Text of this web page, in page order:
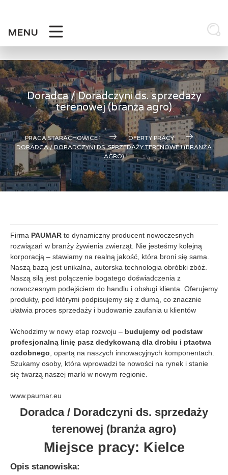
MENU
Doradca / Doradczyni ds. sprzedaży
terenowej (branża agro)
PRACA STARACHOWICE
OFERTY PRACY
DORADCA / DORADCZYNI DS. SPRZEDAŻY TERENOWEJ (BRANŻA
AGRO)
Firma PAUMAR to dynamiczny producent nowoczesnych
rozwiązań w branży żywienia zwierząt. Nie jesteśmy kolejną
korporacją – stawiamy na realną jakość, która broni się sama.
Naszą bazą jest unikalna, autorska technologia obróbki zbóż.
Naszą siłą jest połączenie bogatego doświadczenia z
nowoczesnym podejściem do handlu i obsługi klienta. Oferujemy
produkty, pod którymi podpisujemy się z dumą, co znacznie
ułatwia proces sprzedaży i budowanie zaufania u klientów
Wchodzimy w nowy etap rozwoju – budujemy od podstaw
profesjonalną linię pasz dedykowaną dla drobiu i ptactwa
ozdobnego , opartą na naszych innowacyjnych komponentach.
Szukamy osoby, która wprowadzi te nowości na rynek i stanie
się twarzą naszej marki w nowym regionie.
www.paumar.eu
Doradca / Doradczyni ds. sprzedaży
terenowej (branża agro)
Miejsce pracy: Kielce
Opis stanowiska: